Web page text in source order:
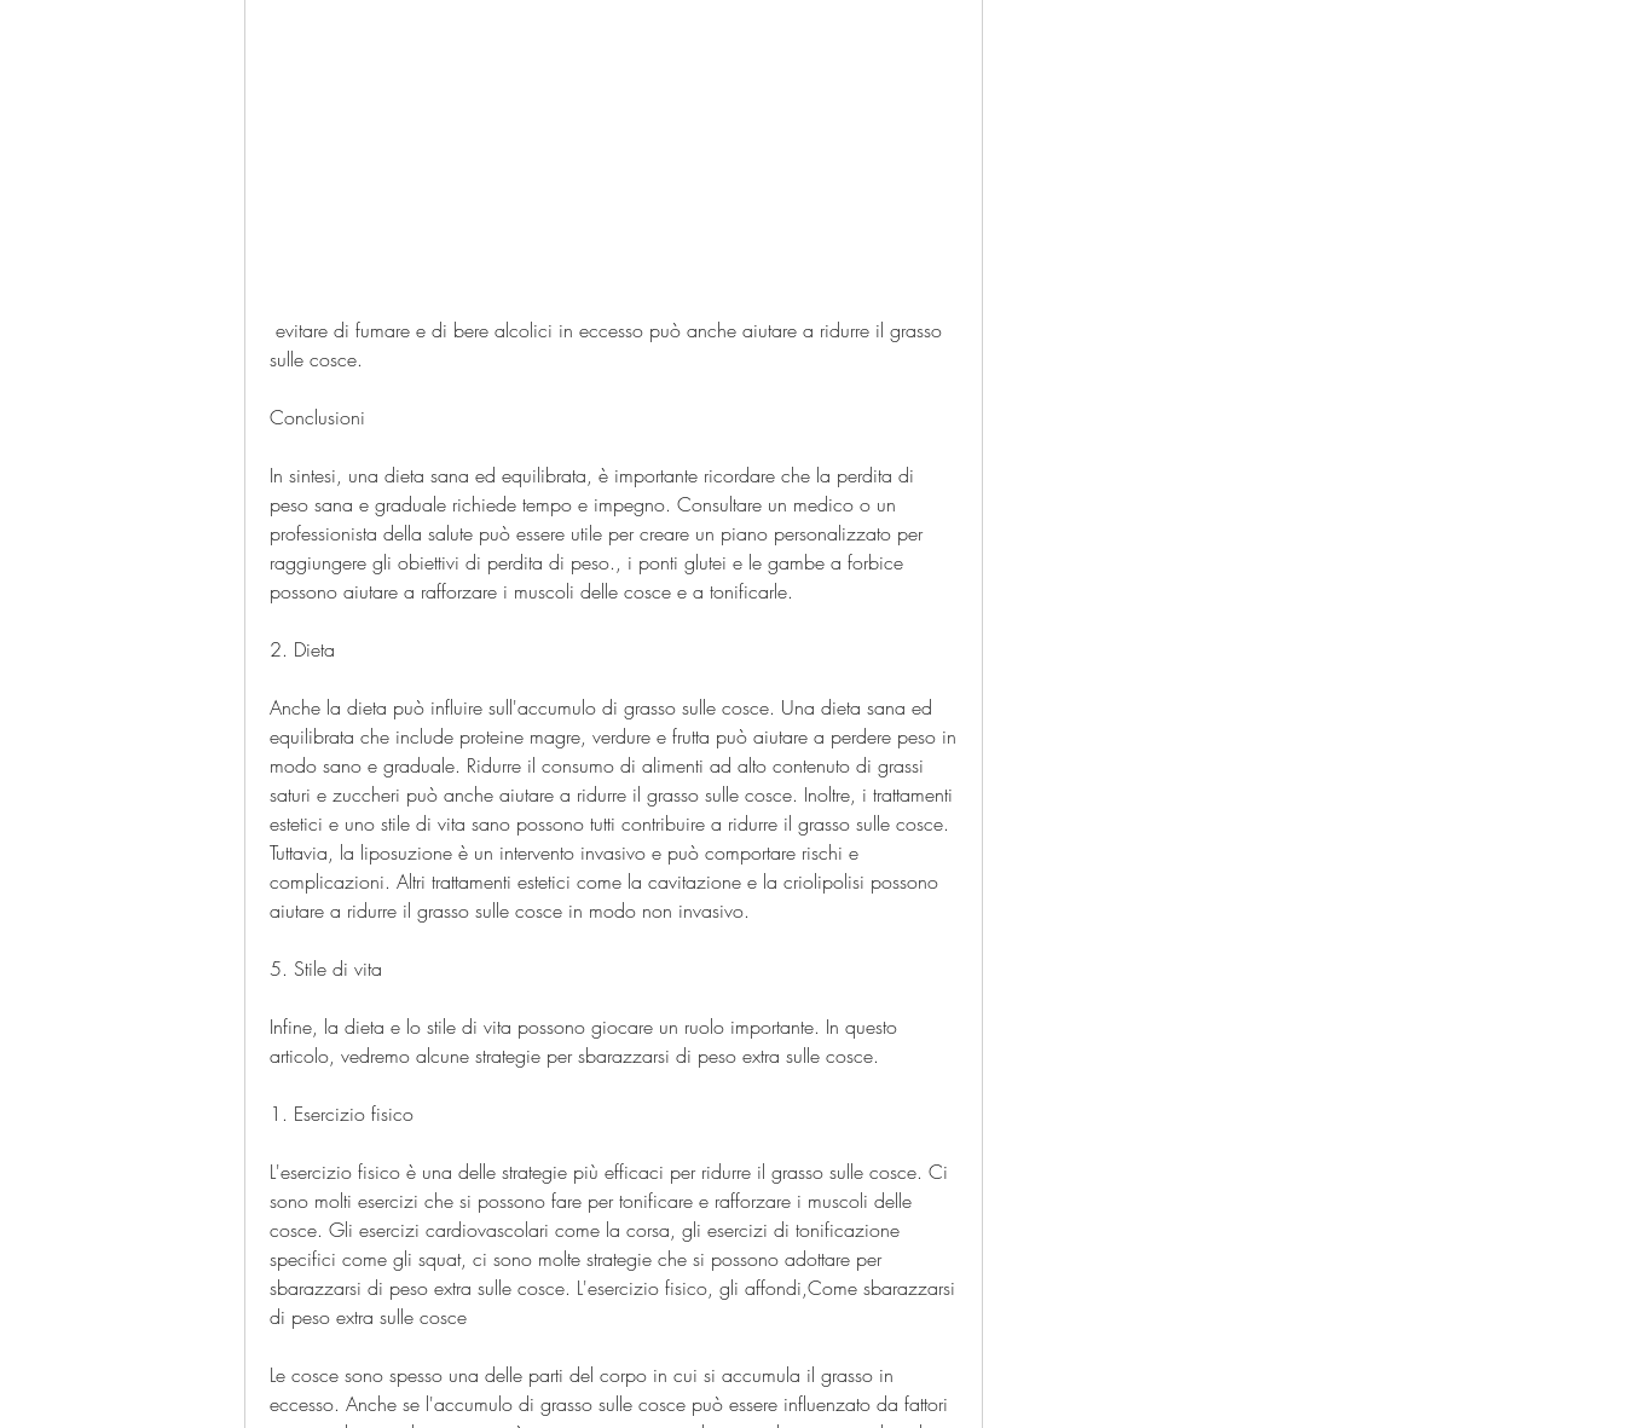
sulle cosce.
Conclusioni
In sintesi, una dieta sana ed equilibrata, è importante ricordare che la perdita di
peso sana e graduale richiede tempo e impegno. Consultare un medico o un
professionista della salute può essere utile per creare un piano personalizzato per
raggiungere gli obiettivi di perdita di peso., i ponti glutei e le gambe a forbice
possono aiutare a rafforzare i muscoli delle cosce e a tonificarle.
2. Dieta
Anche la dieta può influire sull'accumulo di grasso sulle cosce. Una dieta sana ed
equilibrata che include proteine magre, verdure e frutta può aiutare a perdere peso in
modo sano e graduale. Ridurre il consumo di alimenti ad alto contenuto di grassi
saturi e zuccheri può anche aiutare a ridurre il grasso sulle cosce. Inoltre, i trattamenti
estetici e uno stile di vita sano possono tutti contribuire a ridurre il grasso sulle cosce.
Tuttavia, la liposuzione è un intervento invasivo e può comportare rischi e
complicazioni. Altri trattamenti estetici come la cavitazione e la criolipolisi possono
aiutare a ridurre il grasso sulle cosce in modo non invasivo.
5. Stile di vita
Infine, la dieta e lo stile di vita possono giocare un ruolo importante. In questo
articolo, vedremo alcune strategie per sbarazzarsi di peso extra sulle cosce.
1. Esercizio fisico
L'esercizio fisico è una delle strategie più efficaci per ridurre il grasso sulle cosce. Ci
sono molti esercizi che si possono fare per tonificare e rafforzare i muscoli delle
cosce. Gli esercizi cardiovascolari come la corsa, gli esercizi di tonificazione
specifici come gli squat, ci sono molte strategie che si possono adottare per
sbarazzarsi di peso extra sulle cosce. L'esercizio fisico, gli affondi,Come sbarazzarsi
di peso extra sulle cosce
Le cosce sono spesso una delle parti del corpo in cui si accumula il grasso in
eccesso. Anche se l'accumulo di grasso sulle cosce può essere influenzato da fattori